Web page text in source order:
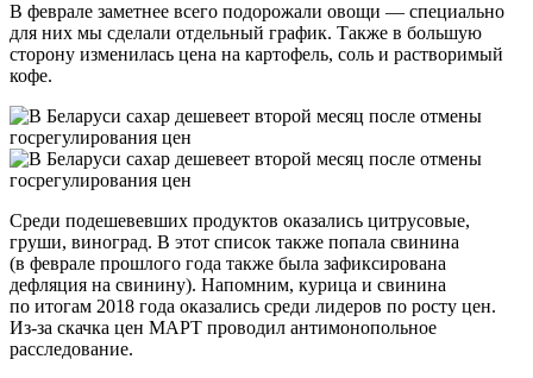
В феврале заметнее всего подорожали овощи — специально
для них мы сделали отдельный график. Также в большую
сторону изменилась цена на картофель, соль и растворимый
кофе.
Среди подешевевших продуктов оказались цитрусовые,
груши, виноград. В этот список также попала свинина
(в феврале прошлого года также была зафиксирована
дефляция на свинину). Напомним, курица и свинина
по итогам 2018 года оказались среди лидеров по росту цен.
Из-за скачка цен МАРТ проводил антимонопольное
расследование.